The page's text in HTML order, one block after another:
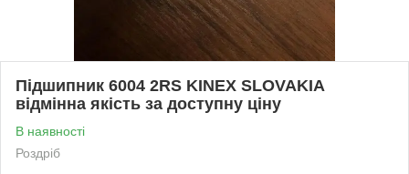
Підшипник 6004 2RS KINEX SLOVAKIA
відмінна якість за доступну ціну
В наявності
Роздріб